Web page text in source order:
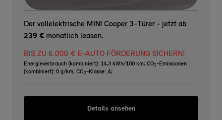
Der vollelektrische MINI Cooper 3-Türer - jetzt ab
239 € monatlich leasen.
BIS ZU 6.000 € E-AUTO FÖRDERUNG SICHERN!
Energieverbrauch (kombiniert): 14,3 kWh/100 km; CO2 -Emissionen
(kombiniert): 0 g/km; CO2 -Klasse: A;
Details ansehen